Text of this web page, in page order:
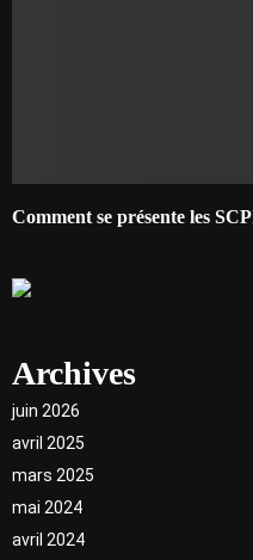
Comment se présente les
Archives
juin 2026
avril 2025
mars 2025
mai 2024
avril 2024